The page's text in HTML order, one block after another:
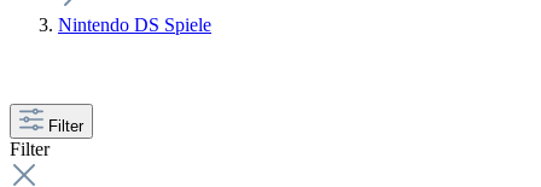
Nintendo DS Spiele
Filter
Filter